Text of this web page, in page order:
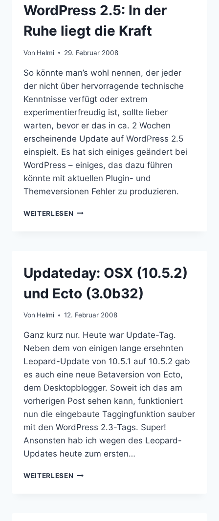
WordPress 2.5: In der
Ruhe liegt die Kraft
Von Helmi 29. Februar 2008
So könnte man’s wohl nennen, der jeder
der nicht über hervorragende technische
Kenntnisse verfügt oder extrem
experimentierfreudig ist, sollte lieber
warten, bevor er das in ca. 2 Wochen
erscheinende Update auf WordPress 2.5
einspielt. Es hat sich einiges geändert bei
WordPress – einiges, das dazu führen
könnte mit aktuellen Plugin- und
Themeversionen Fehler zu produzieren.
WEITERLESEN WORDPRESS
DIE
KRAFT
Updateday: OSX (10.5.2)
und Ecto (3.0b32)
Von Helmi 12. Februar 2008
Ganz kurz nur. Heute war Update-Tag.
Neben dem von einigen lange ersehnten
Leopard-Update von 10.5.1 auf 10.5.2 gab
es auch eine neue Betaversion von Ecto,
dem Desktopblogger. Soweit ich das am
vorherigen Post sehen kann, funktioniert
nun die eingebaute Taggingfunktion sauber
mit den WordPress 2.3-Tags. Super!
Ansonsten hab ich wegen des Leopard-
Updates heute zum ersten…
WEITERLESEN UPDATEDAY: